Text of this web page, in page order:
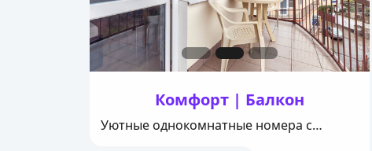
Комфорт | Балкон
Уютные однокомнатные номера с